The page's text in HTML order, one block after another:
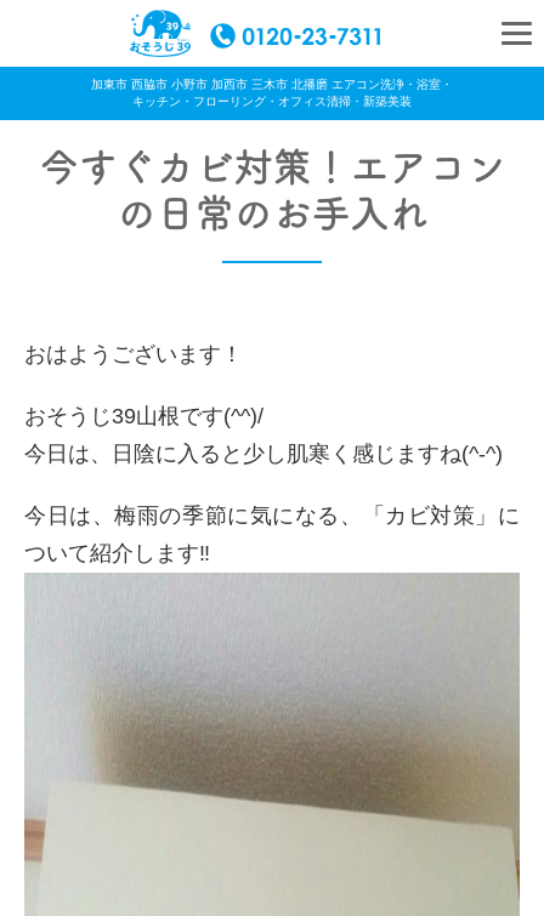
加東市 西脇市 小野市 加西市 三木市 北播磨 エアコン洗浄・浴室・
キッチン・フローリング・オフィス清掃・新築美装
今すぐカビ対策！エアコン
の日常のお手入れ
おはようございます！
おそうじ39山根です(^^)/
今日は、日陰に入ると少し肌寒く感じますね(^-^)
今日は、梅雨の季節に気になる、「カビ対策」に
ついて紹介します‼